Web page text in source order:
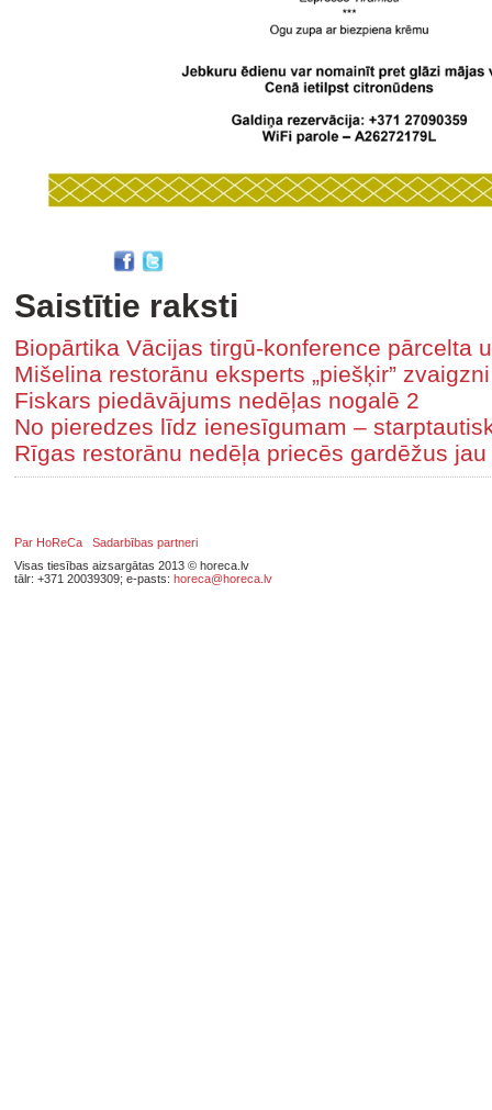
Saistītie raksti
Biopārtika Vācijas tirgū-konference pārcelta
Mišelina restorānu eksperts „piešķir”
Fiskars piedāvājums nedēļas nogalē 2
No pieredzes līdz ienesīgumam –
Rīgas restorānu nedēļa priecēs gardēžus
Par HoReCa
Sadarbības partneri
Visas tiesības aizsargātas 2013 © horeca.lv
tālr: +371 20039309; e-pasts: horeca@horeca.lv